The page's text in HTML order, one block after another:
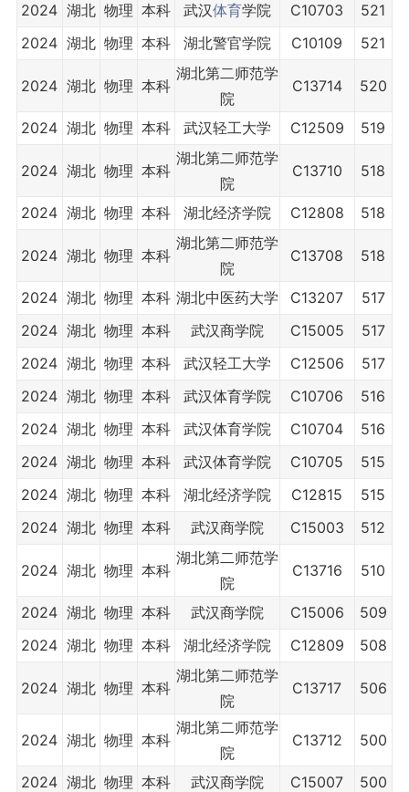
2024 湖北 物理 本科 武汉体育学院 C10703
521
2024 湖北 物理 本科 湖北警官学院 C10109 521
2024 湖北 物理 本科
湖北第二师范学
院
C13714 520
2024 湖北 物理 本科 武汉轻工大学 C12509 519
2024 湖北 物理 本科
湖北第二师范学
院
C13710 518
2024 湖北 物理 本科 湖北经济学院 C12808 518
2024 湖北 物理 本科
湖北第二师范学
院
C13708 518
2024 湖北 物理 本科 湖北中医药大学 C13207
517
2024 湖北 物理 本科 武汉商学院 C15005
517
2024 湖北 物理 本科 武汉轻工大学 C12506
517
2024 湖北 物理 本科 武汉体育学院 C10706
516
2024 湖北 物理 本科 武汉体育学院 C10704
516
2024 湖北 物理 本科 武汉体育学院 C10705
515
2024 湖北 物理 本科 湖北经济学院 C12815
515
2024 湖北 物理 本科 武汉商学院 C15003 512
2024 湖北 物理 本科
湖北第二师范学
院
C13716 510
2024 湖北 物理 本科 武汉商学院 C15006
509
2024 湖北 物理 本科 湖北经济学院 C12809 508
2024 湖北 物理 本科
湖北第二师范学
院
C13717 506
2024 湖北 物理 本科
湖北第二师范学
院
C13712 500
2024 湖北 物理 本科 武汉商学院 C15007
500